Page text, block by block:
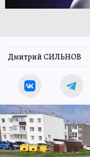
Дмитрий СИЛЬНОВ